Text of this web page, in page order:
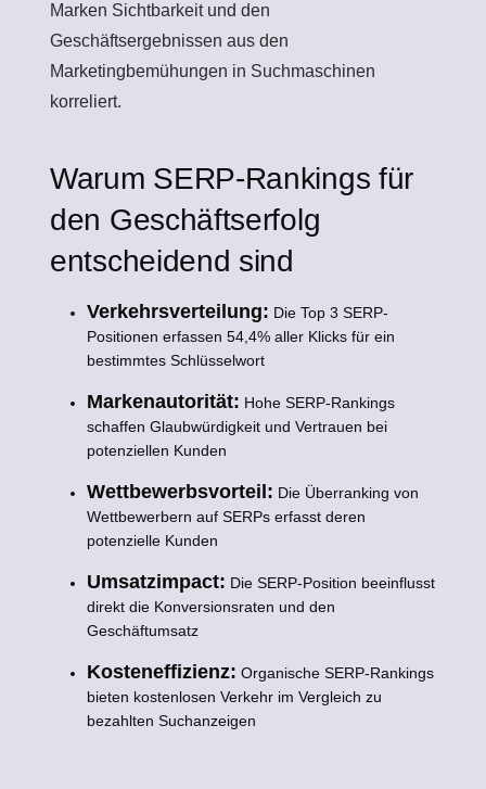
Marken Sichtbarkeit und den
Geschäftsergebnissen aus den
Marketingbemühungen in Suchmaschinen
korreliert.
Warum SERP-Rankings für
den Geschäftserfolg
entscheidend sind
Verkehrsverteilung: Die Top 3 SERP-
Positionen erfassen 54,4% aller Klicks für ein
bestimmtes Schlüsselwort
Markenautorität: Hohe SERP-Rankings
schaffen Glaubwürdigkeit und Vertrauen bei
potenziellen Kunden
Wettbewerbsvorteil: Die Überranking von
Wettbewerbern auf SERPs erfasst deren
potenzielle Kunden
Umsatzimpact: Die SERP-Position beeinflusst
direkt die Konversionsraten und den
Geschäftumsatz
Kosteneffizienz: Organische SERP-Rankings
bieten kostenlosen Verkehr im Vergleich zu
bezahlten Suchanzeigen